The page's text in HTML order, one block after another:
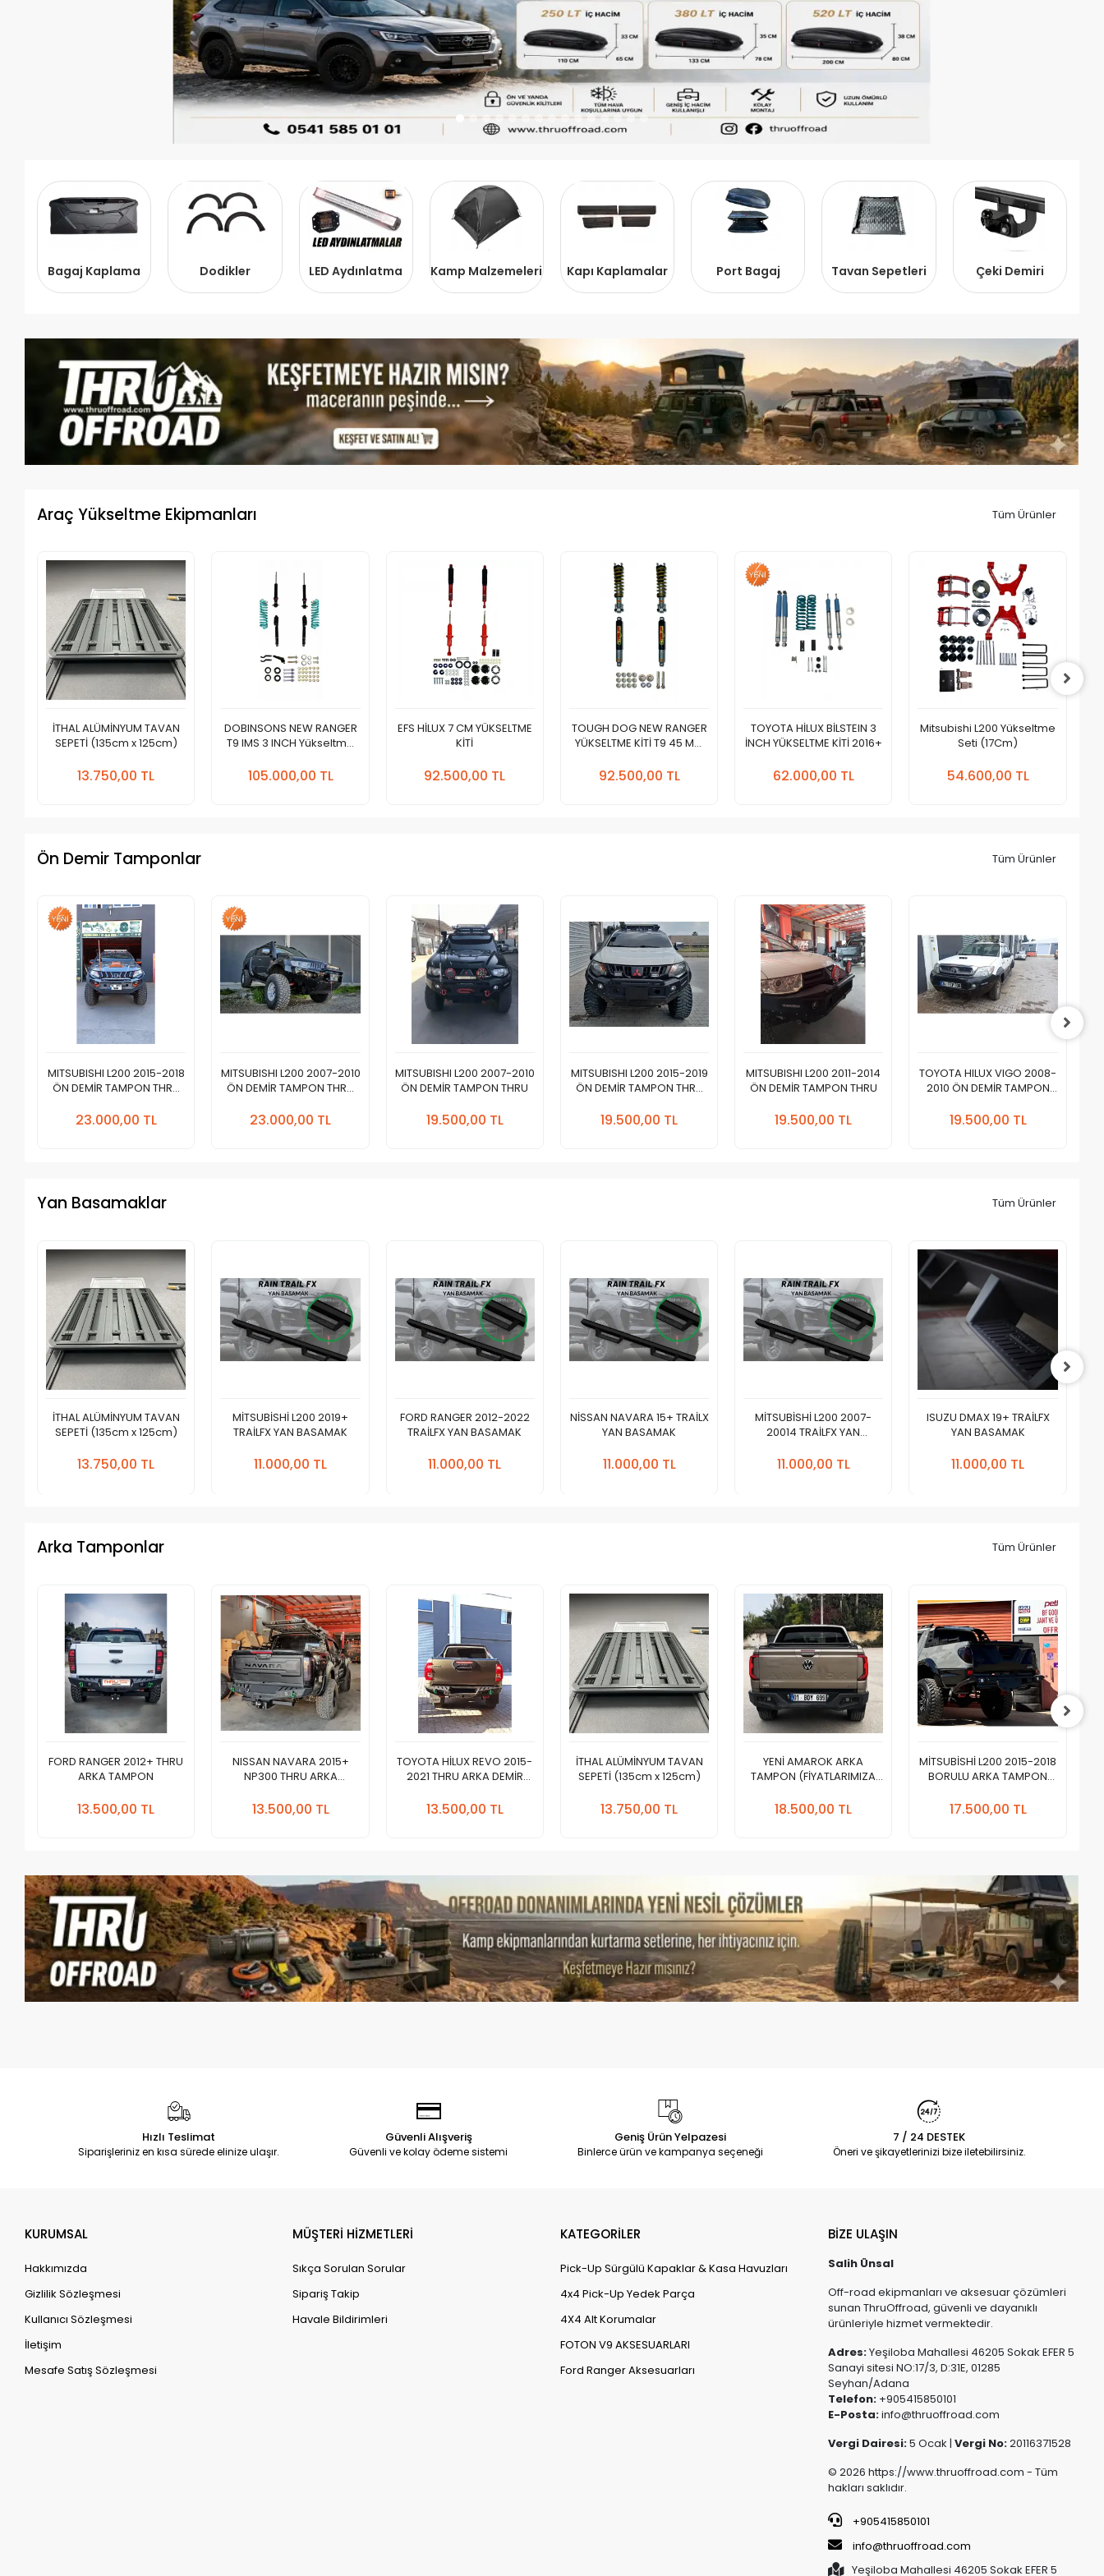
Bagaj Kaplama Dodikler LED Aydınlatma Kamp Malzemeleri Kapı Kaplamalar Port Bagaj Tavan Sepetleri Çeki Demiri
Araç Yükseltme Ekipmanları Tüm Ürünler
İTHAL ALÜMİNYUM TAVAN
SEPETİ (135cm x 125cm)
13.750,00 TLEkle
DOBINSONS NEW RANGER
T9 IMS 3 INCH Yükseltme
105.000,00 TL
Ekle
EFS HİLUX 7 CM YÜKSELTME
KİTİ
92.500,00 TLEkle
TOUGH DOG NEW RANGER
YÜKSELTME KİTİ T9 45 MM
92.500,00 TL
Ekle
TOYOTA HİLUX BİLSTEIN 3
İNCH YÜKSELTME KİTİ 2016+
62.000,00 TL
Ekle
Mitsubishi L200 Yükseltme
Seti (17Cm)
54.600,00 TL
Ekle
Ön Demir Tamponlar Tüm Ürünler
MITSUBISHI L200 2015-2018
ÖN DEMİR TAMPON THRU
23.000,00 TL
Ekle
MITSUBISHI L200 2007-2010
ÖN DEMİR TAMPON THRU
23.000,00 TLEkle
MITSUBISHI L200 2007-2010
ÖN DEMİR TAMPON THRU
19.500,00 TLEkle
MITSUBISHI L200 2015-2019
ÖN DEMİR TAMPON THRU
19.500,00 TLEkle
MITSUBISHI L200 2011-2014
ÖN DEMİR TAMPON THRU
19.500,00 TLEkle
TOYOTA HILUX VIGO 2008-
2010 ÖN DEMİR TAMPON
19.500,00 TLEkle
Yan Basamaklar Tüm Ürünler
İTHAL ALÜMİNYUM TAVAN
SEPETİ (135cm x 125cm)
13.750,00 TLEkle
MİTSUBİSHİ L200 2019+
TRAİLFX YAN BASAMAK
11.000,00 TLEkle
FORD RANGER 2012-2022
TRAİLFX YAN BASAMAK
11.000,00 TL
NİSSAN NAVARA 15+ TRAİLX
YAN BASAMAK
11.000,00 TLEkle
MİTSUBİSHİ L200 2007-
20014 TRAİLFX YAN
11.000,00 TLEkle
ISUZU DMAX 19+ TRAİLFX
YAN BASAMAK
11.000,00 TLEkle
Arka Tamponlar Tüm Ürünler
FORD RANGER 2012+ THRU
ARKA TAMPON
13.500,00 TLEkle
NISSAN NAVARA 2015+
NP300 THRU ARKA
13.500,00 TLEkle
TOYOTA HİLUX REVO 2015-
2021 THRU ARKA DEMİR
13.500,00 TLEkle
İTHAL ALÜMİNYUM TAVAN
SEPETİ (135cm x 125cm)
13.750,00 TLEkle
YENİ AMAROK ARKA
TAMPON (FİYATLARIMIZA
18.500,00 TLEkle
MİTSUBİSHİ L200 2015-2018
BORULU ARKA TAMPON
17.500,00 TLEkle
Hızlı Teslimat
Siparişleriniz en kısa sürede elinize ulaşır.
Güvenli Alışveriş
Güvenli ve kolay ödeme sistemi
Geniş Ürün Yelpazesi
Binlerce ürün ve kampanya seçeneği
7 / 24 DESTEK
Öneri ve şikayetlerinizi bize iletebilirsiniz.
KURUMSAL
Hakkımızda
Gizlilik Sözleşmesi
Kullanıcı Sözleşmesi
İletişim
Mesafe Satış Sözleşmesi
MÜŞTERİ HİZMETLERİ
Sıkça Sorulan Sorular
Sipariş Takip
Havale Bildirimleri
KATEGORİLER
Pick-Up Sürgülü Kapaklar & Kasa Havuzları
4x4 Pick-Up Yedek Parça
4X4 Alt Korumalar
FOTON V9 AKSESUARLARI
Ford Ranger Aksesuarları
BİZE ULAŞIN
Salih Ünsal
Off-road ekipmanları ve aksesuar çözümleri
sunan ThruOffroad, güvenli ve dayanıklı
ürünleriyle hizmet vermektedir.
Adres:Yeşiloba Mahallesi 46205 Sokak EFER 5
Sanayi sitesi NO:17/3, D:31E, 01285
Seyhan/Adana
Telefon:+905415850101
E-Posta:info@thruoffroad.com
Vergi Dairesi:5 Ocak | Vergi No:20116371528
© 2026 https://www.thruoffroad.com - Tüm
hakları saklıdır.
+905415850101
info@thruoffroad.com
Yeşiloba Mahallesi 46205 Sokak EFER 5